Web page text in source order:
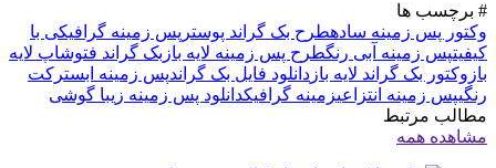
# برچسب ها
وکتور پس زمینه سادهطرح بک گراند پوستر پس زمینه گرافیکی با
کیفیتپس زمینه آبی رنگطرح پس زمینه لایه باز بک گراند فتوشاپ لایه
باز وکتور بک گراند لایه باز دانلود فایل بک گراندپس زمینه ابسترکت
رنگیپس زمینه انتزاعیزمینه گرافیکدانلود پس زمینه زیبا گوشی
مطالب مرتبط
مشاهده همه